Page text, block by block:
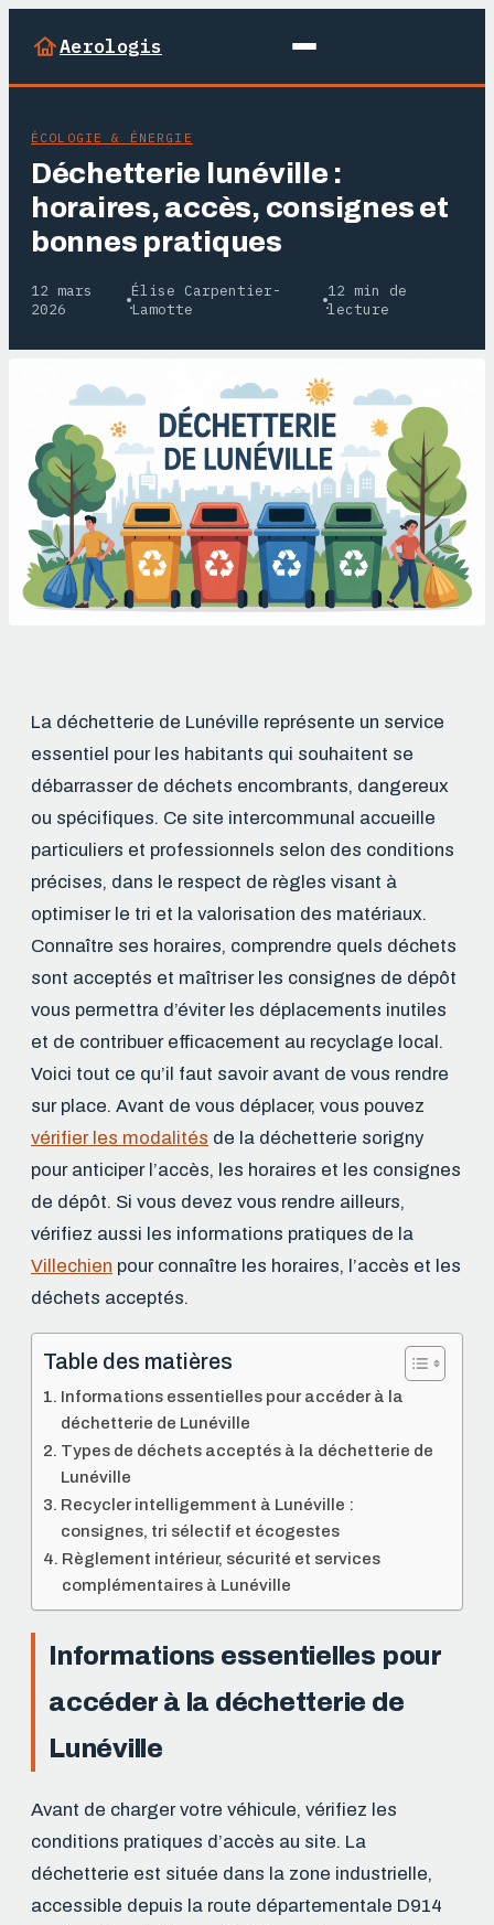
Aerologis
ÉCOLOGIE & ÉNERGIE
Déchetterie lunéville :
horaires, accès, consignes et
bonnes pratiques
12 mars
2026
·
Élise Carpentier-
Lamotte
·
12 min de
lecture
La déchetterie de Lunéville représente un service
essentiel pour les habitants qui souhaitent se
débarrasser de déchets encombrants, dangereux
ou spécifiques. Ce site intercommunal accueille
particuliers et professionnels selon des conditions
précises, dans le respect de règles visant à
optimiser le tri et la valorisation des matériaux.
Connaître ses horaires, comprendre quels déchets
sont acceptés et maîtriser les consignes de dépôt
vous permettra d’éviter les déplacements inutiles
et de contribuer efficacement au recyclage local.
Voici tout ce qu’il faut savoir avant de vous rendre
sur place. Avant de vous déplacer, vous pouvez
vérifier les modalités de la déchetterie sorigny
pour anticiper l’accès, les horaires et les consignes
de dépôt. Si vous devez vous rendre ailleurs,
vérifiez aussi les informations pratiques de la
Villechien pour connaître les horaires, l’accès et les
déchets acceptés.
Table des matières
Informations essentielles pour accéder à la
déchetterie de Lunéville
Types de déchets acceptés à la déchetterie de
Lunéville
Recycler intelligemment à Lunéville :
consignes, tri sélectif et écogestes
Règlement intérieur, sécurité et services
complémentaires à Lunéville
Informations essentielles pour
accéder à la déchetterie de
Lunéville
Avant de charger votre véhicule, vérifiez les
conditions pratiques d’accès au site. La
déchetterie est située dans la zone industrielle,
accessible depuis la route départementale D914